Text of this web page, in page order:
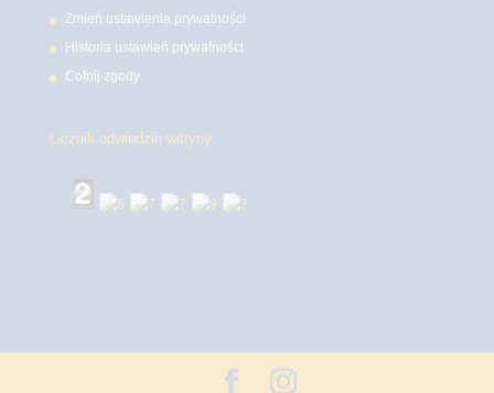
Zmień ustawienia prywatności
Historia ustawień prywatności
Cofnij zgody
Licznik odwiedzin witryny